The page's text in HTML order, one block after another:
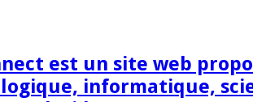
est un site web
informatique,